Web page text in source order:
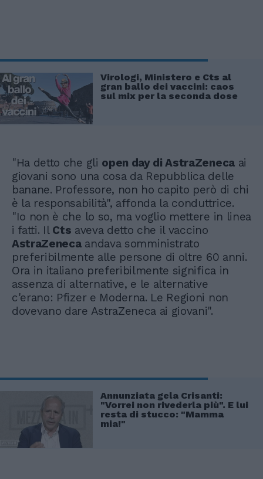
Virologi, Ministero e Cts al
gran ballo dei vaccini: caos
sul mix per la seconda dose
"Ha detto che gli open day di AstraZenecaai
giovani sono una cosa da Repubblica delle
banane. Professore, non ho capito però di chi
è la responsabilità", affonda la conduttrice.
"Io non è che lo so, ma voglio mettere in linea
i fatti. Il Cts aveva detto che il vaccino
AstraZenecaandava somministrato
preferibilmente alle persone di oltre 60 anni.
Ora in italiano preferibilmente significa in
assenza di alternative, e le alternative
c'erano: Pfizer e Moderna. Le Regioni non
dovevano dare AstraZeneca ai giovani".
Annunziata gela Crisanti:
"Vorrei non rivederla più". E lui
resta di stucco: "Mamma
mia!"